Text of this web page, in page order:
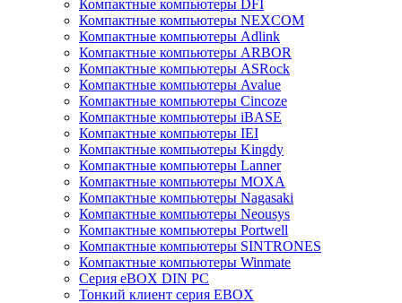
Компактные компьютеры DFI
Компактные компьютеры NEXCOM
Компактные компьютеры Adlink
Компактные компьютеры ARBOR
Компактные компьютеры ASRock
Компактные компьютеры Avalue
Компактные компьютеры Cincoze
Компактные компьютеры iBASE
Компактные компьютеры IEI
Компактные компьютеры Kingdy
Компактные компьютеры Lanner
Компактные компьютеры MOXA
Компактные компьютеры Nagasaki
Компактные компьютеры Neousys
Компактные компьютеры Portwell
Компактные компьютеры SINTRONES
Компактные компьютеры Winmate
Серия eBOX DIN PC
Тонкий клиент серия EBOX